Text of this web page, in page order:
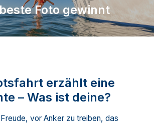
Foto gewinnt
erzählt eine
– Was ist deine?
vor Anker zu treiben, das